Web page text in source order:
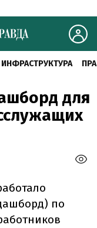
ИНФРАСТРУКТУРА
для
по